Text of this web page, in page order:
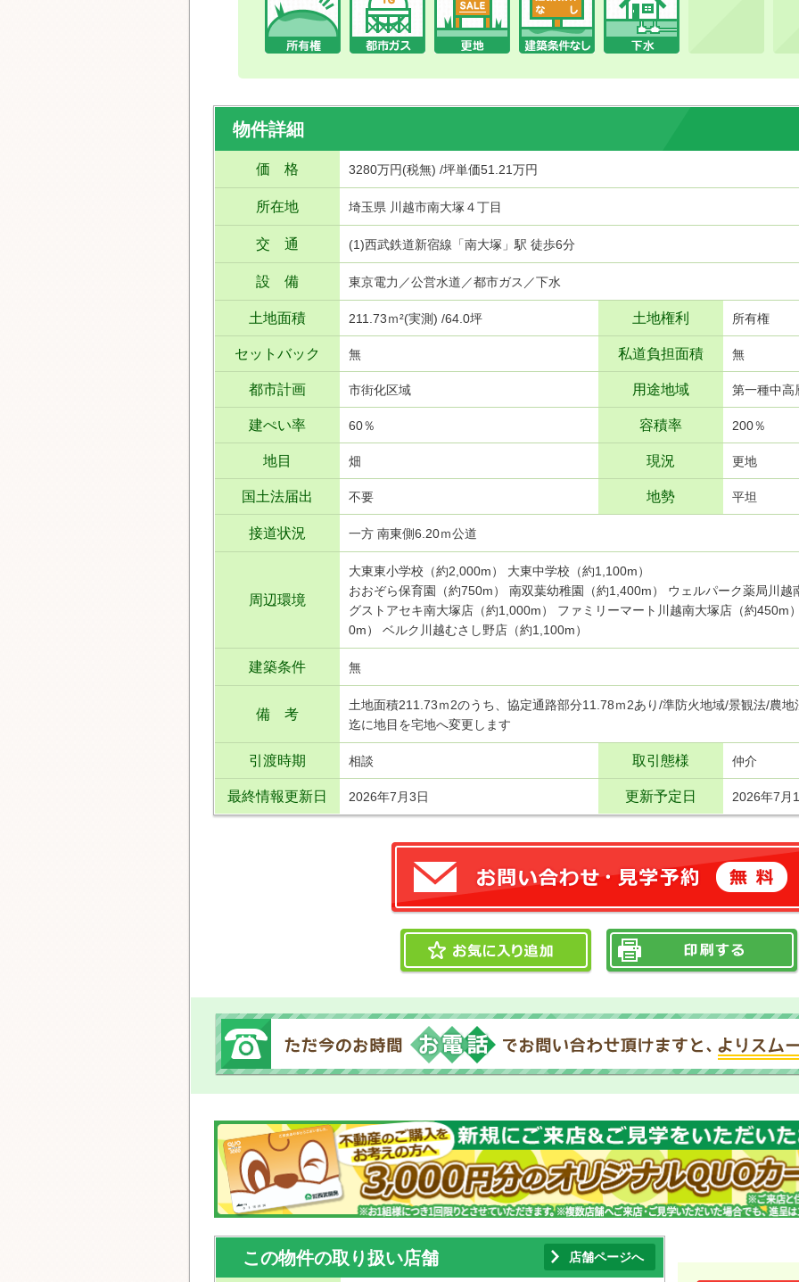
物件詳細
価 格 3280万円(税無) /坪単価51.21万円
所在地 埼玉県 川越市南大塚４丁目
交 通 (1)西武鉄道新宿線「南大塚」駅 徒歩6分
設 備 東京電力／公営水道／都市ガス／下水
土地面積 211.73ｍ²(実測) /64.0坪 土地権利 所有権
セットバック 無 私道負担面積 無
都市計画 市街化区域 用途地域 第一種中高
建ぺい率 60％ 容積率 200％
地目 畑 現況 更地
国土法届出 不要 地勢 平坦
接道状況 一方 南東側6.20ｍ公道
周辺環境
大東東小学校（約2,000m） 大東中学校（約1,100m）
おおぞら保育園（約750m） 南双葉幼稚園（約1,400m） ウェルパーク薬局川
グストアセキ南大塚店（約1,000m） ファミリーマート川越南大塚店（約450m
0m） ベルク川越むさし野店（約1,100m）
建築条件 無
備 考
土地面積211.73ｍ2のうち、協定通路部分11.78ｍ2あり/準防火地域/景観法/農
迄に地目を宅地へ変更します
引渡時期 相談 取引態様 仲介
最終情報更新日 2026年7月3日 更新予定日 2026年7月
この物件の取り扱い店舗 店舗ページへ